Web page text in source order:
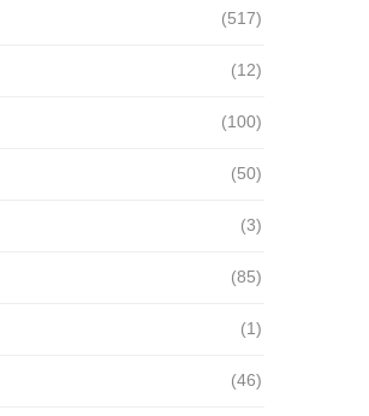
(517)
(12)
(100)
(50)
(3)
(85)
(1)
(46)